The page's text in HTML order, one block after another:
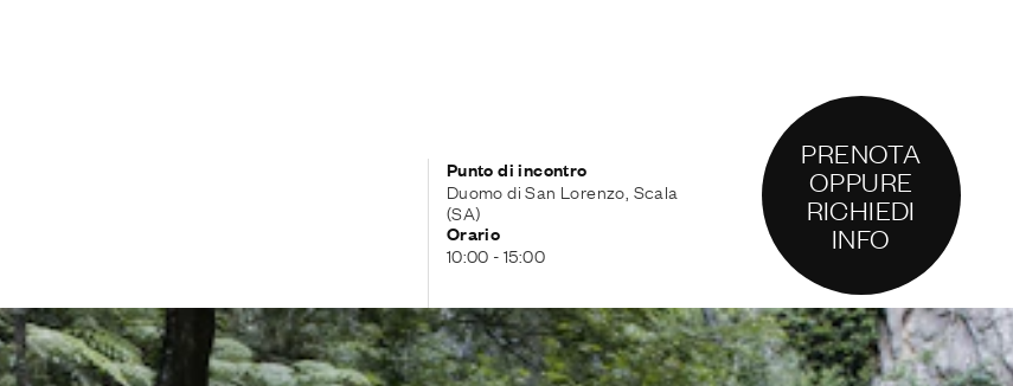
Punto di incontro
Duomo di San Lorenzo, Scala
(SA)
Orario
10:00 - 15:00
PRENOTA
OPPURE
RICHIEDI
INFO